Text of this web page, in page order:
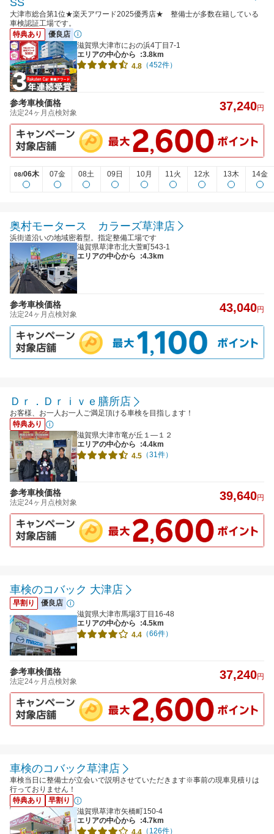
大津市総合第1位★楽天アワード2025優秀店★ 整備士が多数在籍している
車検認証工場です。
特典あり
優良店
滋賀県大津市におの浜4丁目7-1
エリアの中心から
:3.8km
4.8 （452件）
参考車検価格
法定24ヶ月点検対象 37,240円
08/06木 07金 08土 09日 10月 11火 12水 13木 14金
奥村モータース カラーズ草津店
浜街道沿いの地域密着型。指定整備工場です
滋賀県草津市北大萱町543-1
エリアの中心から
:4.3km
参考車検価格
法定24ヶ月点検対象 43,040円
Ｄｒ．Ｄｒｉｖｅ膳所店
お客様、お一人お一人ご満足頂ける車検を目指します！
特典あり
滋賀県大津市竜が丘１―１２
エリアの中心から
:4.4km
4.5 （31件）
参考車検価格
法定24ヶ月点検対象 39,640円
車検のコバック 大津店
早割り
優良店
滋賀県大津市馬場3丁目16-48
エリアの中心から
:4.5km
4.4 （66件）
参考車検価格
法定24ヶ月点検対象 37,240円
車検のコバック草津店
車検当日に整備士が立会いで説明させていただきます※事前の現車見積りは
行っておりません！
特典あり
早割り
滋賀県草津市矢橋町150-4
エリアの中心から
:4.7km
（126件）